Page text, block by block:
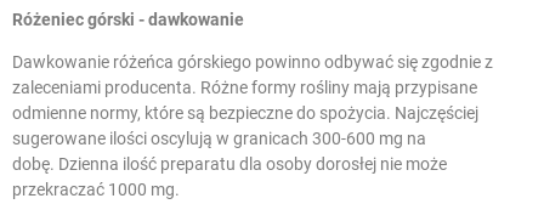
Różeniec górski - dawkowanie
Dawkowanie różeńca górskiego powinno odbywać się zgodnie z
zaleceniami producenta. Różne formy rośliny mają przypisane
odmienne normy, które są bezpieczne do spożycia. Najczęściej
sugerowane ilości oscylują w granicach 300-600 mg na
dobę. Dzienna ilość preparatu dla osoby dorosłej nie może
przekraczać 1000 mg.